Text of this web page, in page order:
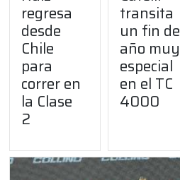
regresa
desde
Chile
para
correr en
la Clase
2
transita
un fin de
año muy
especial
en el TC
4000